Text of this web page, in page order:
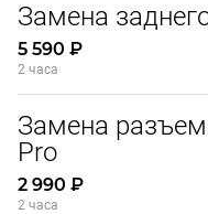
Замена
5 590 ₽
2 часа
Замена
Pro
2 990 ₽
2 часа